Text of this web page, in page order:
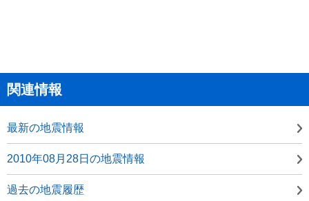
関連情報
最新の地震情報
2010年08月28日の地震情報
過去の地震履歴